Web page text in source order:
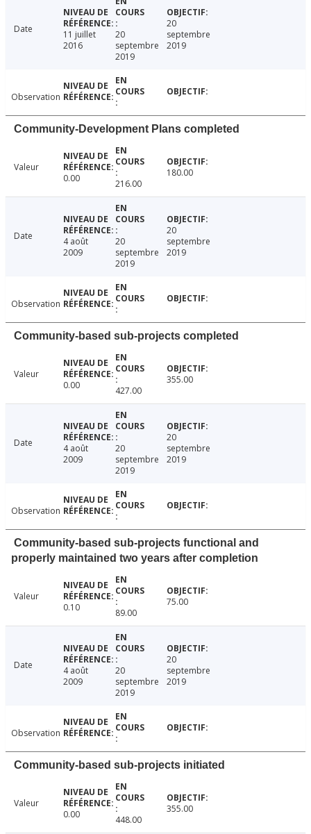
Date
11 juillet
2016
20
septembre
2019
20
septembre
2019
Observation
Community-Development Plans completed
Valeur
0.00
216.00
180.00
Date
4 août
2009
20
septembre
2019
20
septembre
2019
Observation
Community-based sub-projects completed
Valeur
0.00
427.00
355.00
Date
4 août
2009
20
septembre
2019
20
septembre
2019
Observation
Community-based sub-projects functional and
properly maintained two years after completion
Valeur
0.10
89.00
75.00
Date
4 août
2009
20
septembre
2019
20
septembre
2019
Observation
Community-based sub-projects initiated
Valeur
0.00
448.00
355.00